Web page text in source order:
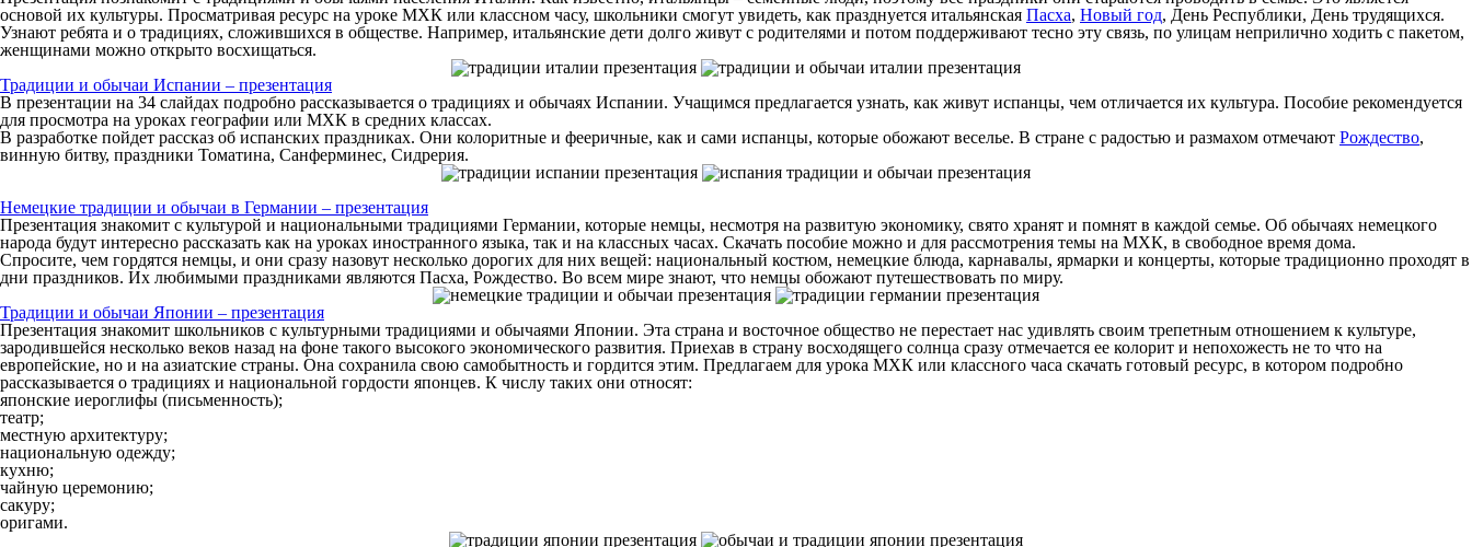
основой их культуры. Просматривая ресурс на уроке МХК или классном часу, школьники смогут увидеть, как празднуется итальянская Пасха, Новый год, День Республики, День трудящихся.
Узнают ребята и о традициях, сложившихся в обществе. Например, итальянские дети долго живут с родителями и потом поддерживают тесно эту связь, по улицам неприлично ходить с пакетом,
женщинами можно открыто восхищаться.
Традиции и обычаи Испании – презентация
В презентации на 34 слайдах подробно рассказывается о традициях и обычаях Испании. Учащимся предлагается узнать, как живут испанцы, чем отличается их культура. Пособие рекомендуется
для просмотра на уроках географии или МХК в средних классах.
В разработке пойдет рассказ об испанских праздниках. Они колоритные и фееричные, как и сами испанцы, которые обожают веселье. В стране с радостью и размахом отмечают Рождество,
винную битву, праздники Томатина, Санферминес, Сидрерия.
Немецкие традиции и обычаи в Германии – презентация
Презентация знакомит с культурой и национальными традициями Германии, которые немцы, несмотря на развитую экономику, свято хранят и помнят в каждой семье. Об обычаях немецкого
народа будут интересно рассказать как на уроках иностранного языка, так и на классных часах. Скачать пособие можно и для рассмотрения темы на МХК, в свободное время дома.
Спросите, чем гордятся немцы, и они сразу назовут несколько дорогих для них вещей: национальный костюм, немецкие блюда, карнавалы, ярмарки и концерты, которые традиционно проходят в
дни праздников. Их любимыми праздниками являются Пасха, Рождество. Во всем мире знают, что немцы обожают путешествовать по миру.
Традиции и обычаи Японии – презентация
Презентация знакомит школьников с культурными традициями и обычаями Японии. Эта страна и восточное общество не перестает нас удивлять своим трепетным отношением к культуре,
зародившейся несколько веков назад на фоне такого высокого экономического развития. Приехав в страну восходящего солнца сразу отмечается ее колорит и непохожесть не то что на
европейские, но и на азиатские страны. Она сохранила свою самобытность и гордится этим. Предлагаем для урока МХК или классного часа скачать готовый ресурс, в котором подробно
рассказывается о традициях и национальной гордости японцев. К числу таких они относят:
японские иероглифы (письменность);
театр;
местную архитектуру;
национальную одежду;
кухню;
чайную церемонию;
сакуру;
оригами.